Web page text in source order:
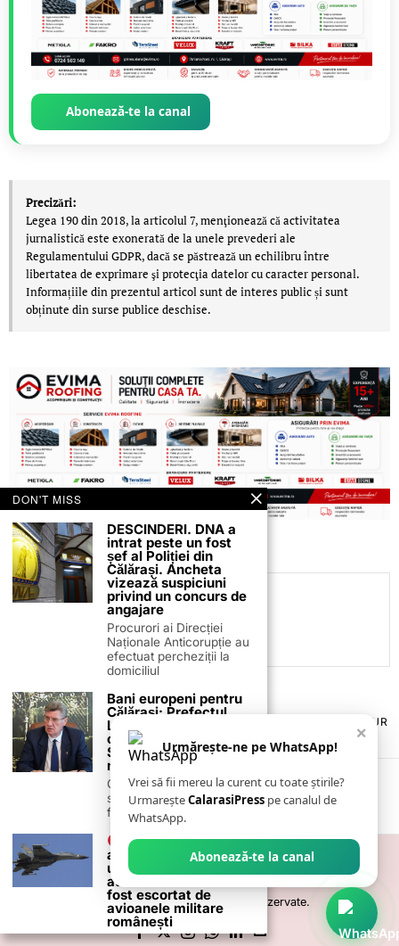
Abonează-te la canal
Precizări:
Legea 190 din 2018, la articolul 7, menţionează că activitatea
jurnalistică este exonerată de la unele prevederi ale
Regulamentului GDPR, dacă se păstrează un echilibru între
libertatea de exprimare şi protecţia datelor cu caracter personal.
Informațiile din prezentul articol sunt de interes public și sunt
obținute din surse publice deschise.
C.C
TERMENI ȘI CONDIȚII
POLITICA DE ANULARE & RETUR
PUBLICITATE ONLINE & TIPĂRITĂ
CONTACT
ZIARUL ANUNȚUL CĂLĂRĂȘEAN
2026- Toate drepturile sunt rezervate.
×
Urmărește-ne pe WhatsApp!
Vrei să fii mereu la curent cu toate știrile?
UrmareșteCalarasiPress pe canalul de
WhatsApp.
Abonează-te la canal
DON'T MISS
DESCINDERI. DNA a
intrat peste un fost
șef al Poliției din
Călărași. Ancheta
vizează suspiciuni
privind un concurs de
angajare
Procurori ai Direcției
Naționale Anticorupție au
efectuat percheziții la
domiciliul
Bani europeni pentru
Călărași: Prefectul
Laurențiu State anunță
colaborarea cu ADR
Sud-Muntenia pentru
noi finanțări
Călărașul se pregătește
să intre pe harta
finanțărilor europene, cu
UPDATE LIVE! Un
avion militar
ucrainean Suhoi 27 a
aterizat la Bacău. A
fost escortat de
avioanele militare
românești
Sursa Ucraina 24/7